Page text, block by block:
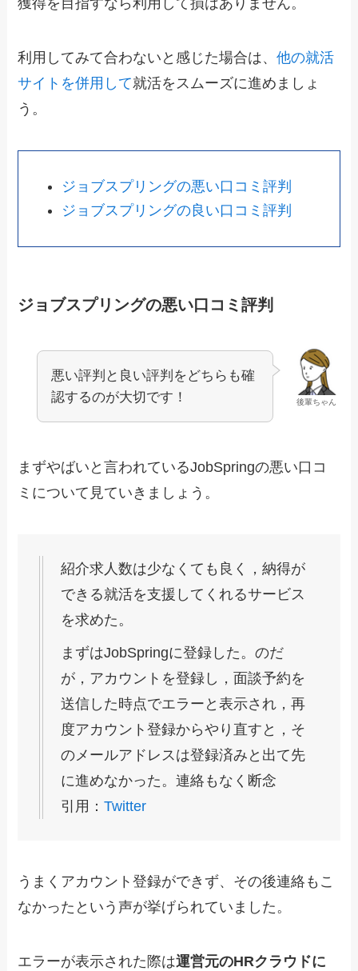
利用してみて合わないと感じた場合は、他の就活
サイトを併用して就活をスムーズに進めましょ
う。
ジョブスプリングの悪い口コミ評判
ジョブスプリングの良い口コミ評判
ジョブスプリングの悪い口コミ評判
後輩ちゃん
悪い評判と良い評判をどちらも確
認するのが大切です！
まずやばいと言われているJobSpringの悪い口コ
ミについて見ていきましょう。
紹介求人数は少なくても良く，納得が
できる就活を支援してくれるサービス
を求めた。
まずはJobSpringに登録した。のだ
が，アカウントを登録し，面談予約を
送信した時点でエラーと表示され，再
度アカウント登録からやり直すと，そ
のメールアドレスは登録済みと出て先
に進めなかった。連絡もなく断念
引用：Twitter
うまくアカウント登録ができず、その後連絡もこ
なかったという声が挙げられていました。
エラーが表示された際は運営元のHRクラウドに